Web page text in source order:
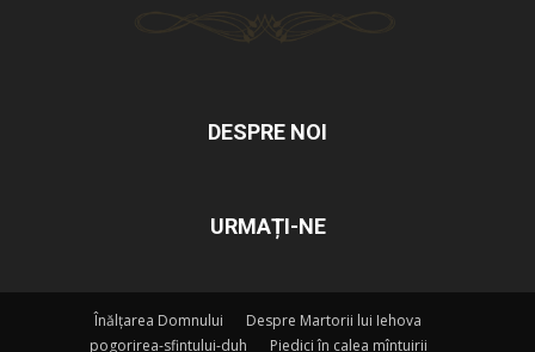
DESPRE NOI
URMAȚI-NE
Înălțarea Domnului
Despre Martorii lui Iehova
pogorirea-sfintului-duh
Piedici în calea mîntuirii